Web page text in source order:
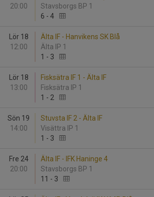
20:00
Stavsborgs BP 1
6 - 4
Lör 18
12:00
Älta IF - Hanvikens SK Blå
Älta IP 1
1 - 3
Lör 18
13:00
Fisksätra IF 1 - Älta IF
Fisksätra IP 1
1 - 2
Sön 19
14:00
Stuvsta IF 2 - Älta IF
Visättra IP 1
1 - 3
Fre 24
20:00
Älta IF - IFK Haninge 4
Stavsborgs BP 1
11 - 3